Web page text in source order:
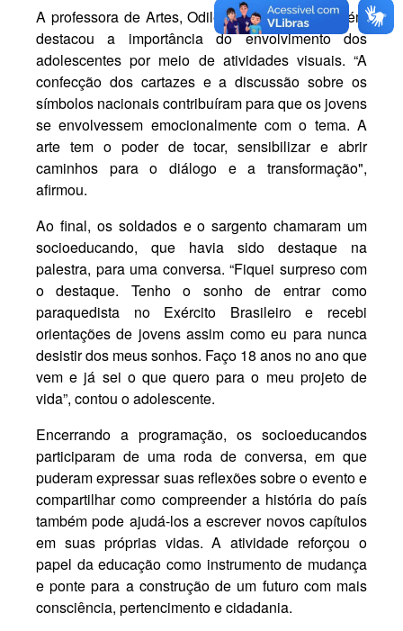
A professora de Artes, Odilene de Barros, também
destacou a importância do envolvimento dos
adolescentes por meio de atividades visuais. “A
confecção dos cartazes e a discussão sobre os
símbolos nacionais contribuíram para que os jovens
se envolvessem emocionalmente com o tema. A
arte tem o poder de tocar, sensibilizar e abrir
caminhos para o diálogo e a transformação",
afirmou.
Ao final, os soldados e o sargento chamaram um
socioeducando, que havia sido destaque na
palestra, para uma conversa. “Fiquei surpreso com
o destaque. Tenho o sonho de entrar como
paraquedista no Exército Brasileiro e recebi
orientações de jovens assim como eu para nunca
desistir dos meus sonhos. Faço 18 anos no ano que
vem e já sei o que quero para o meu projeto de
vida”, contou o adolescente.
Encerrando a programação, os socioeducandos
participaram de uma roda de conversa, em que
puderam expressar suas reflexões sobre o evento e
compartilhar como compreender a história do país
também pode ajudá-los a escrever novos capítulos
em suas próprias vidas. A atividade reforçou o
papel da educação como instrumento de mudança
e ponte para a construção de um futuro com mais
consciência, pertencimento e cidadania.